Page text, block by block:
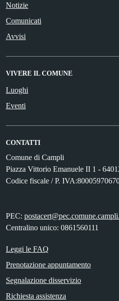
Notizie
Comunicati
Avvisi
VIVERE IL COMUNE
Luoghi
Eventi
CONTATTI
Comune di Campli
Piazza Vittorio Emanuele II 1 -
Codice fiscale / P.
PEC:
Centralino unico: 0861560111
Leggi le FAQ
Prenotazione appuntamento
Segnalazione disservizio
Richiesta assistenza